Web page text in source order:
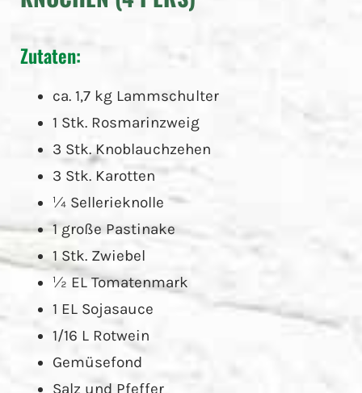
Zutaten:
ca. 1,7 kg Lammschulter
1 Stk. Rosmarinzweig
3 Stk. Knoblauchzehen
3 Stk. Karotten
¼ Sellerieknolle
1 große Pastinake
1 Stk. Zwiebel
½ EL Tomatenmark
1 EL Sojasauce
1/16 L Rotwein
Gemüsefond
Salz und Pfeffer